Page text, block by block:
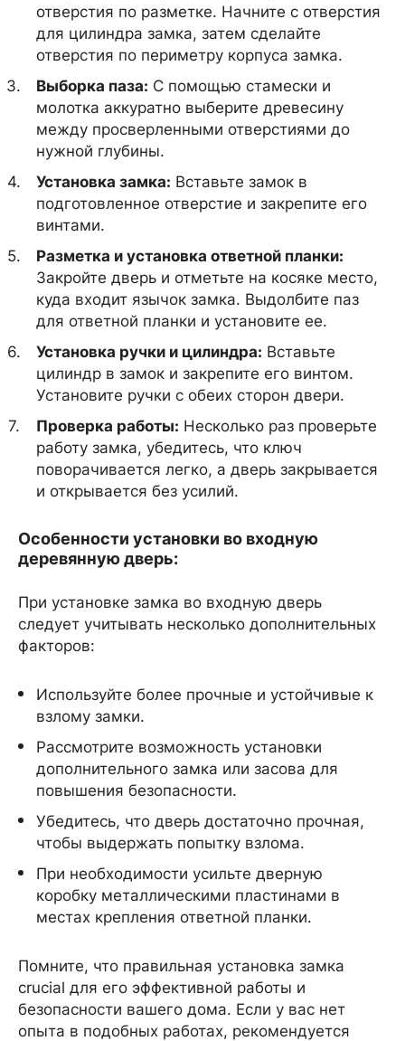
отверстия по разметке. Начните с отверстия
для цилиндра замка, затем сделайте
отверстия по периметру корпуса замка.
Выборка паза: С помощью стамески и
молотка аккуратно выберите древесину
между просверленными отверстиями до
нужной глубины.
Установка замка: Вставьте замок в
подготовленное отверстие и закрепите его
винтами.
Разметка и установка ответной планки:
Закройте дверь и отметьте на косяке место,
куда входит язычок замка. Выдолбите паз
для ответной планки и установите ее.
Установка ручки и цилиндра: Вставьте
цилиндр в замок и закрепите его винтом.
Установите ручки с обеих сторон двери.
Проверка работы: Несколько раз проверьте
работу замка, убедитесь, что ключ
поворачивается легко, а дверь закрывается
и открывается без усилий.
Особенности установки во входную
деревянную дверь:
При установке замка во входную дверь
следует учитывать несколько дополнительных
факторов:
Используйте более прочные и устойчивые к
взлому замки.
Рассмотрите возможность установки
дополнительного замка или засова для
повышения безопасности.
Убедитесь, что дверь достаточно прочная,
чтобы выдержать попытку взлома.
При необходимости усильте дверную
коробку металлическими пластинами в
местах крепления ответной планки.
Помните, что правильная установка замка
crucial для его эффективной работы и
безопасности вашего дома. Если у вас нет
опыта в подобных работах, рекомендуется